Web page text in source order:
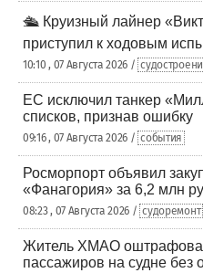
🛳️ Круизный лайнер
приступил к ходовым
10:10 , 07 Августа 2026 /
ЕС исключил танкер
списков, признав ошибку
09:16 , 07 Августа 2026 / события
Росморпорт объявил
«Фанагория» за 6,2 млн
08:23 , 07 Августа 2026 / судоремонт
Житель ХМАО
пассажиров на судне без